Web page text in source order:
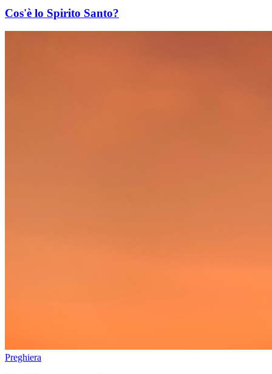
Cos'è lo Spirito Santo?
Preghiera